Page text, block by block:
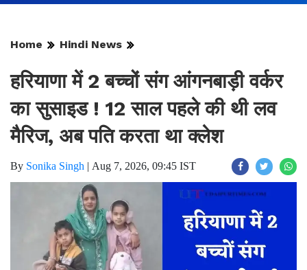
Home Hindi News
हरियाणा में 2 बच्चों संग आंगनबाड़ी वर्कर
का सुसाइड ! 12 साल पहले की थी लव
मैरिज, अब पति करता था क्लेश
By Sonika Singh | Aug 7, 2026, 09:45 IST